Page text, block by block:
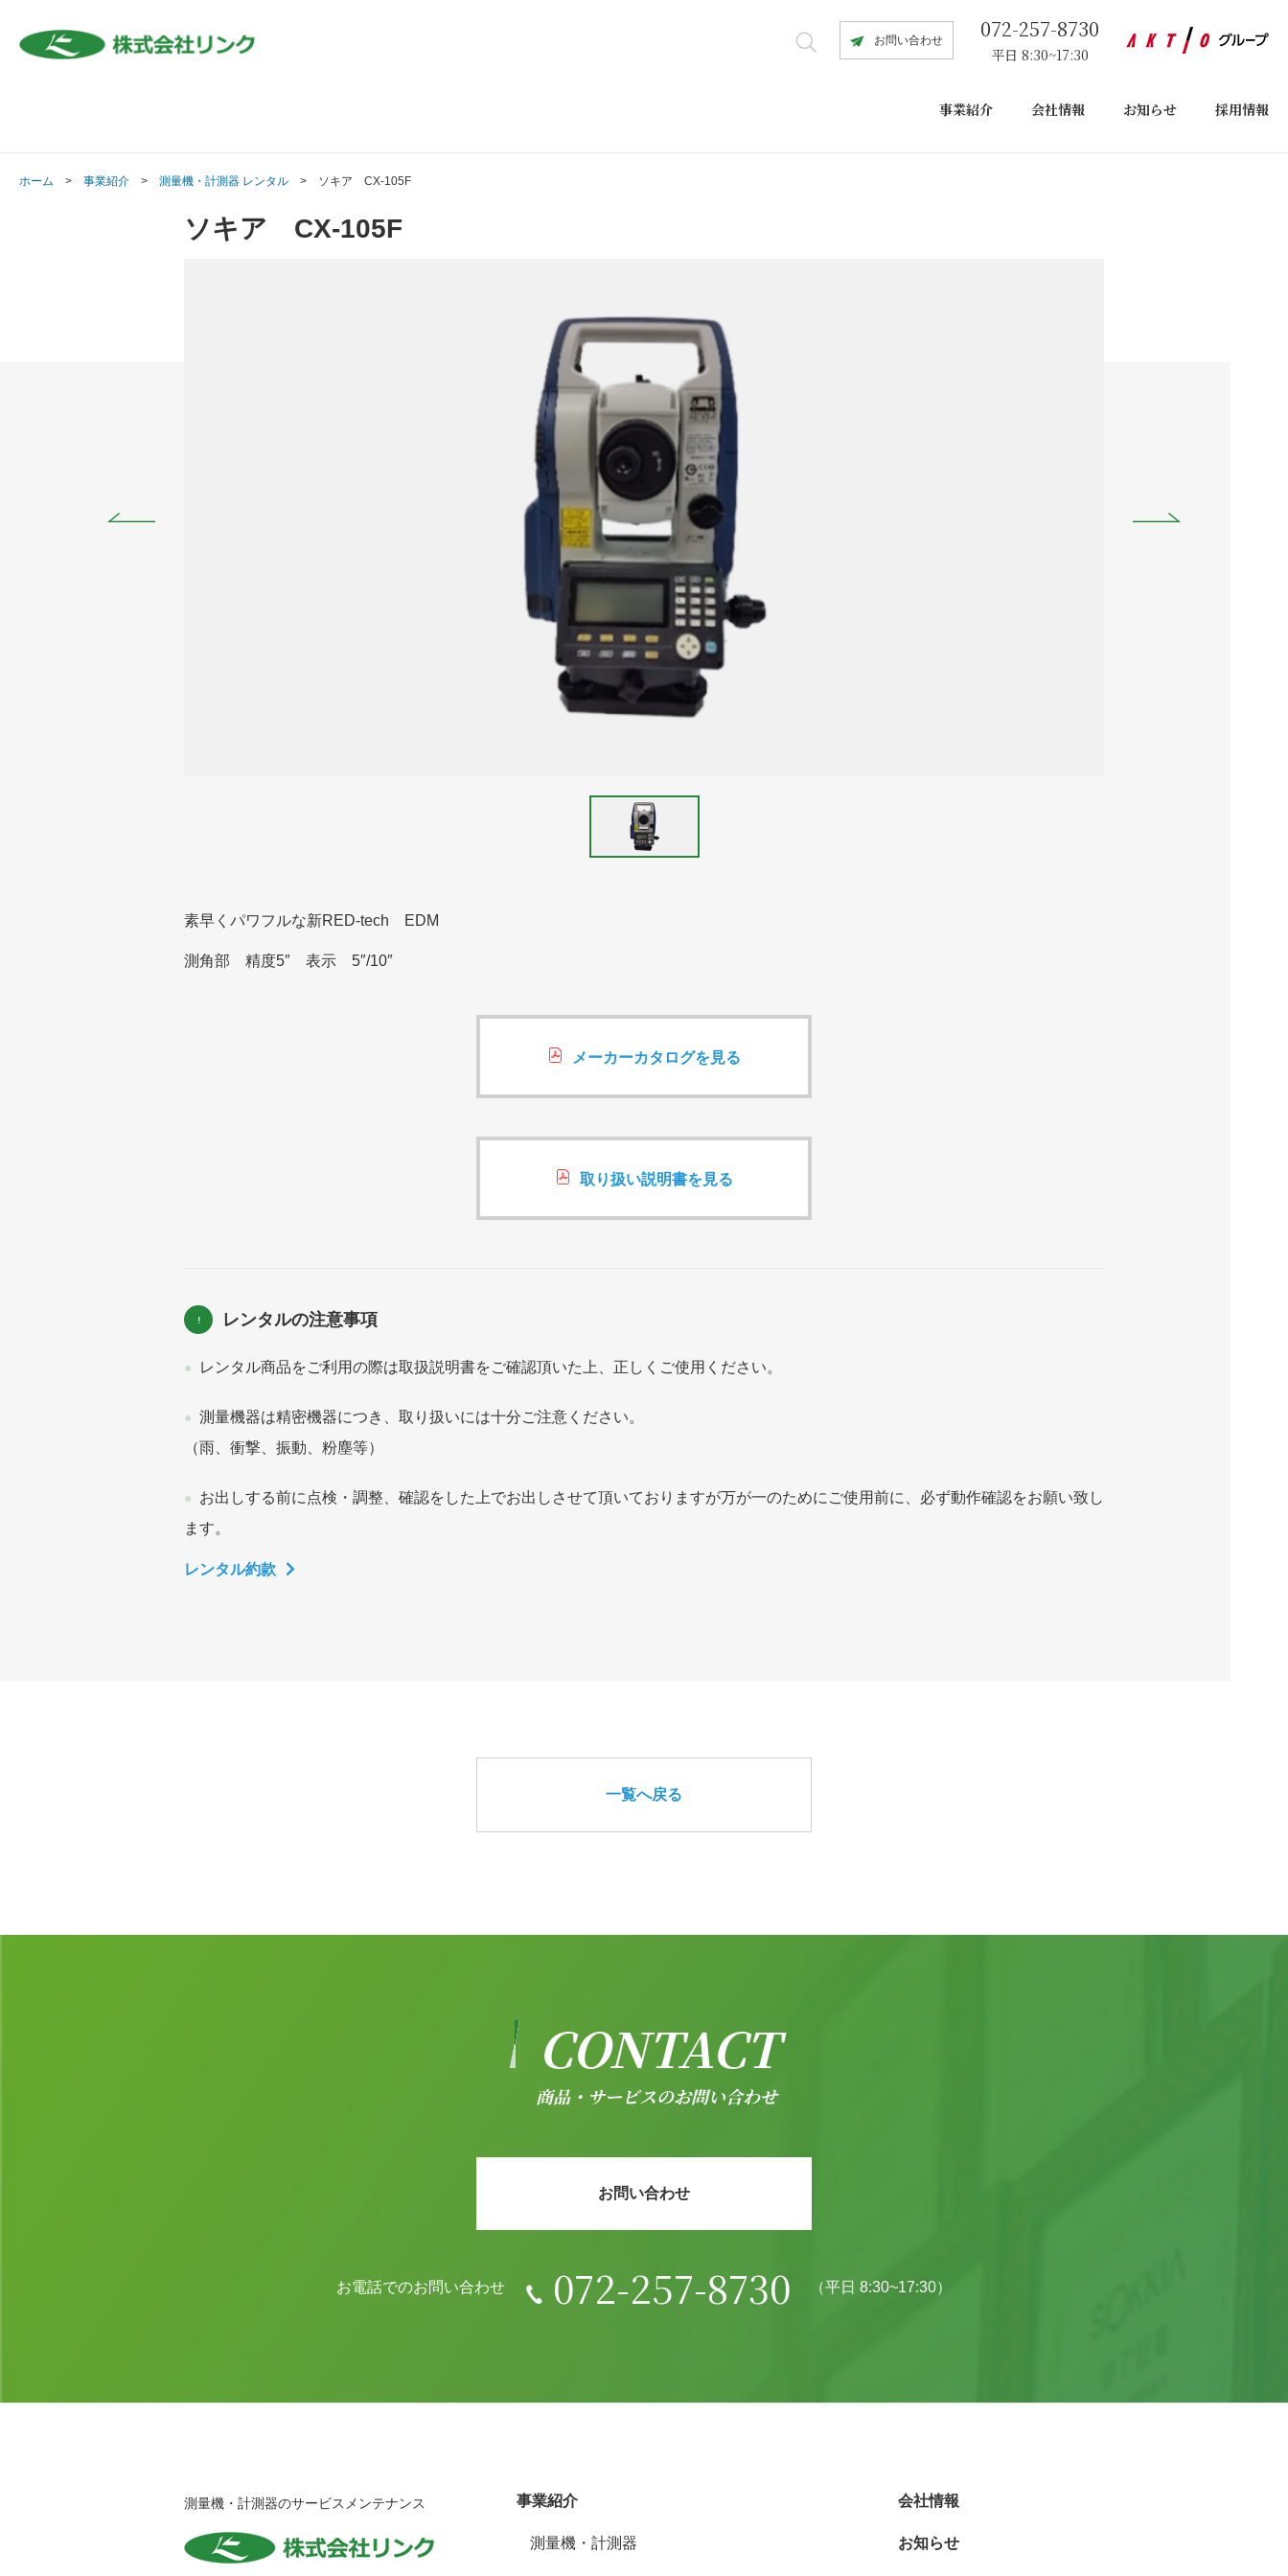
お問い合わせ 072-257-8730
平日 8:30~17:30
事業紹介 会社情報 お知らせ 採用情報
ホーム 事業紹介 測量機・計測器 レンタル ソキア CX-105F
ソキア CX-105F
素早くパワフルな新RED-tech EDM
測角部 精度5″ 表示 5″/10″
メーカーカタログを見る
取り扱い説明書を見る
レンタルの注意事項
レンタル商品をご利用の際は取扱説明書をご確認頂いた上、正しくご使用ください。
測量機器は精密機器につき、取り扱いには十分ご注意ください。
（雨、衝撃、振動、粉塵等）
お出しする前に点検・調整、確認をした上でお出しさせて頂いておりますが万が一のためにご使用前に、必ず動作確認をお願い致し
ます。
レンタル約款
一覧へ戻る
CONTACT
商品・サービスのお問い合わせ
お問い合わせ
お電話でのお問い合わせ 072-257-8730 （平日 8:30~17:30）
測量機・計測器のサービスメンテナンス 事業紹介
測量機・計測器
会社情報
お知らせ